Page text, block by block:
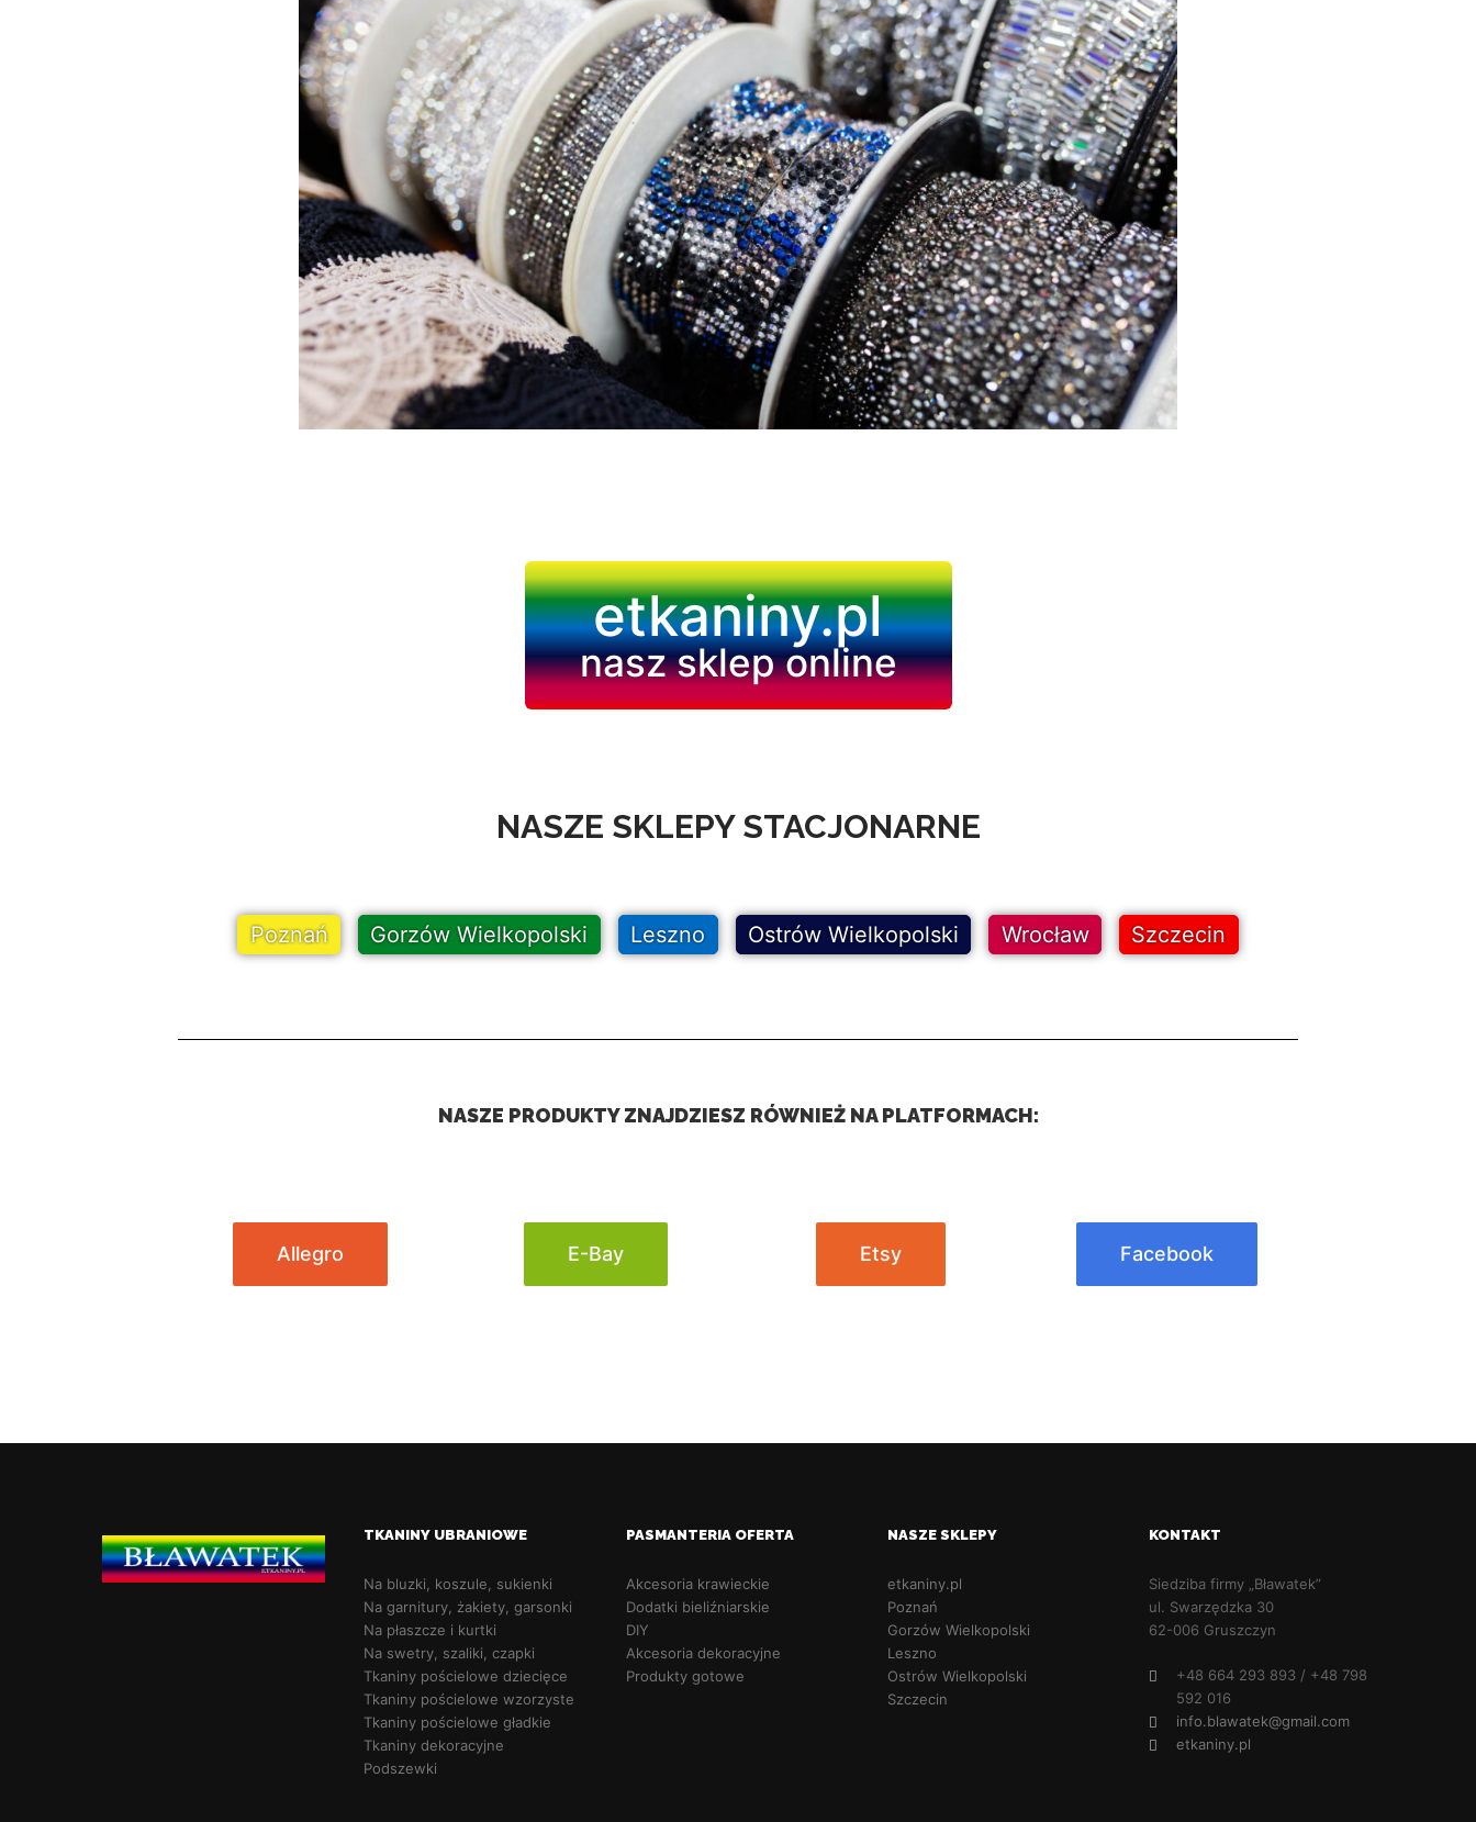
etkaniny.pl
nasz sklep online
NASZE SKLEPY STACJONARNE
Poznań Gorzów Wielkopolski Leszno Ostrów Wielkopolski Wrocław Szczecin
NASZE PRODUKTY ZNAJDZIESZ RÓWNIEŻ NA PLATFORMACH:
Allegro E-Bay Etsy Facebook
TKANINY UBRANIOWE
Na bluzki, koszule, sukienki
Na garnitury, żakiety, garsonki
Na płaszcze i kurtki
Na swetry, szaliki, czapki
Tkaniny pościelowe dziecięce
Tkaniny pościelowe wzorzyste
Tkaniny pościelowe gładkie
Tkaniny dekoracyjne
Podszewki
PASMANTERIA OFERTA
Akcesoria krawieckie
Dodatki bieliźniarskie
DIY
Akcesoria dekoracyjne
Produkty gotowe
NASZE SKLEPY
etkaniny.pl
Poznań
Gorzów Wielkopolski
Leszno
Ostrów Wielkopolski
Szczecin
KONTAKT
Siedziba firmy „Bławatek”
ul. Swarzędzka 30
62-006 Gruszczyn
+48 664 293 893 / +48 798
592 016
info.blawatek@gmail.com
etkaniny.pl